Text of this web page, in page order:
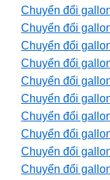
Chuyển đổi
Chuyển đổi
Chuyển đổi
Chuyển đổi
Chuyển đổi
Chuyển đổi
Chuyển đổi
Chuyển đổi
Chuyển đổi
Chuyển đổi